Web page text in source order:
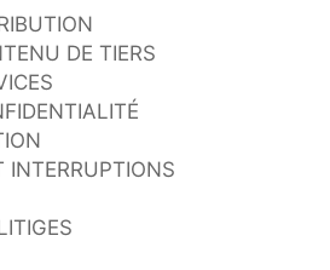
DE TIERS
INTERRUPTIONS